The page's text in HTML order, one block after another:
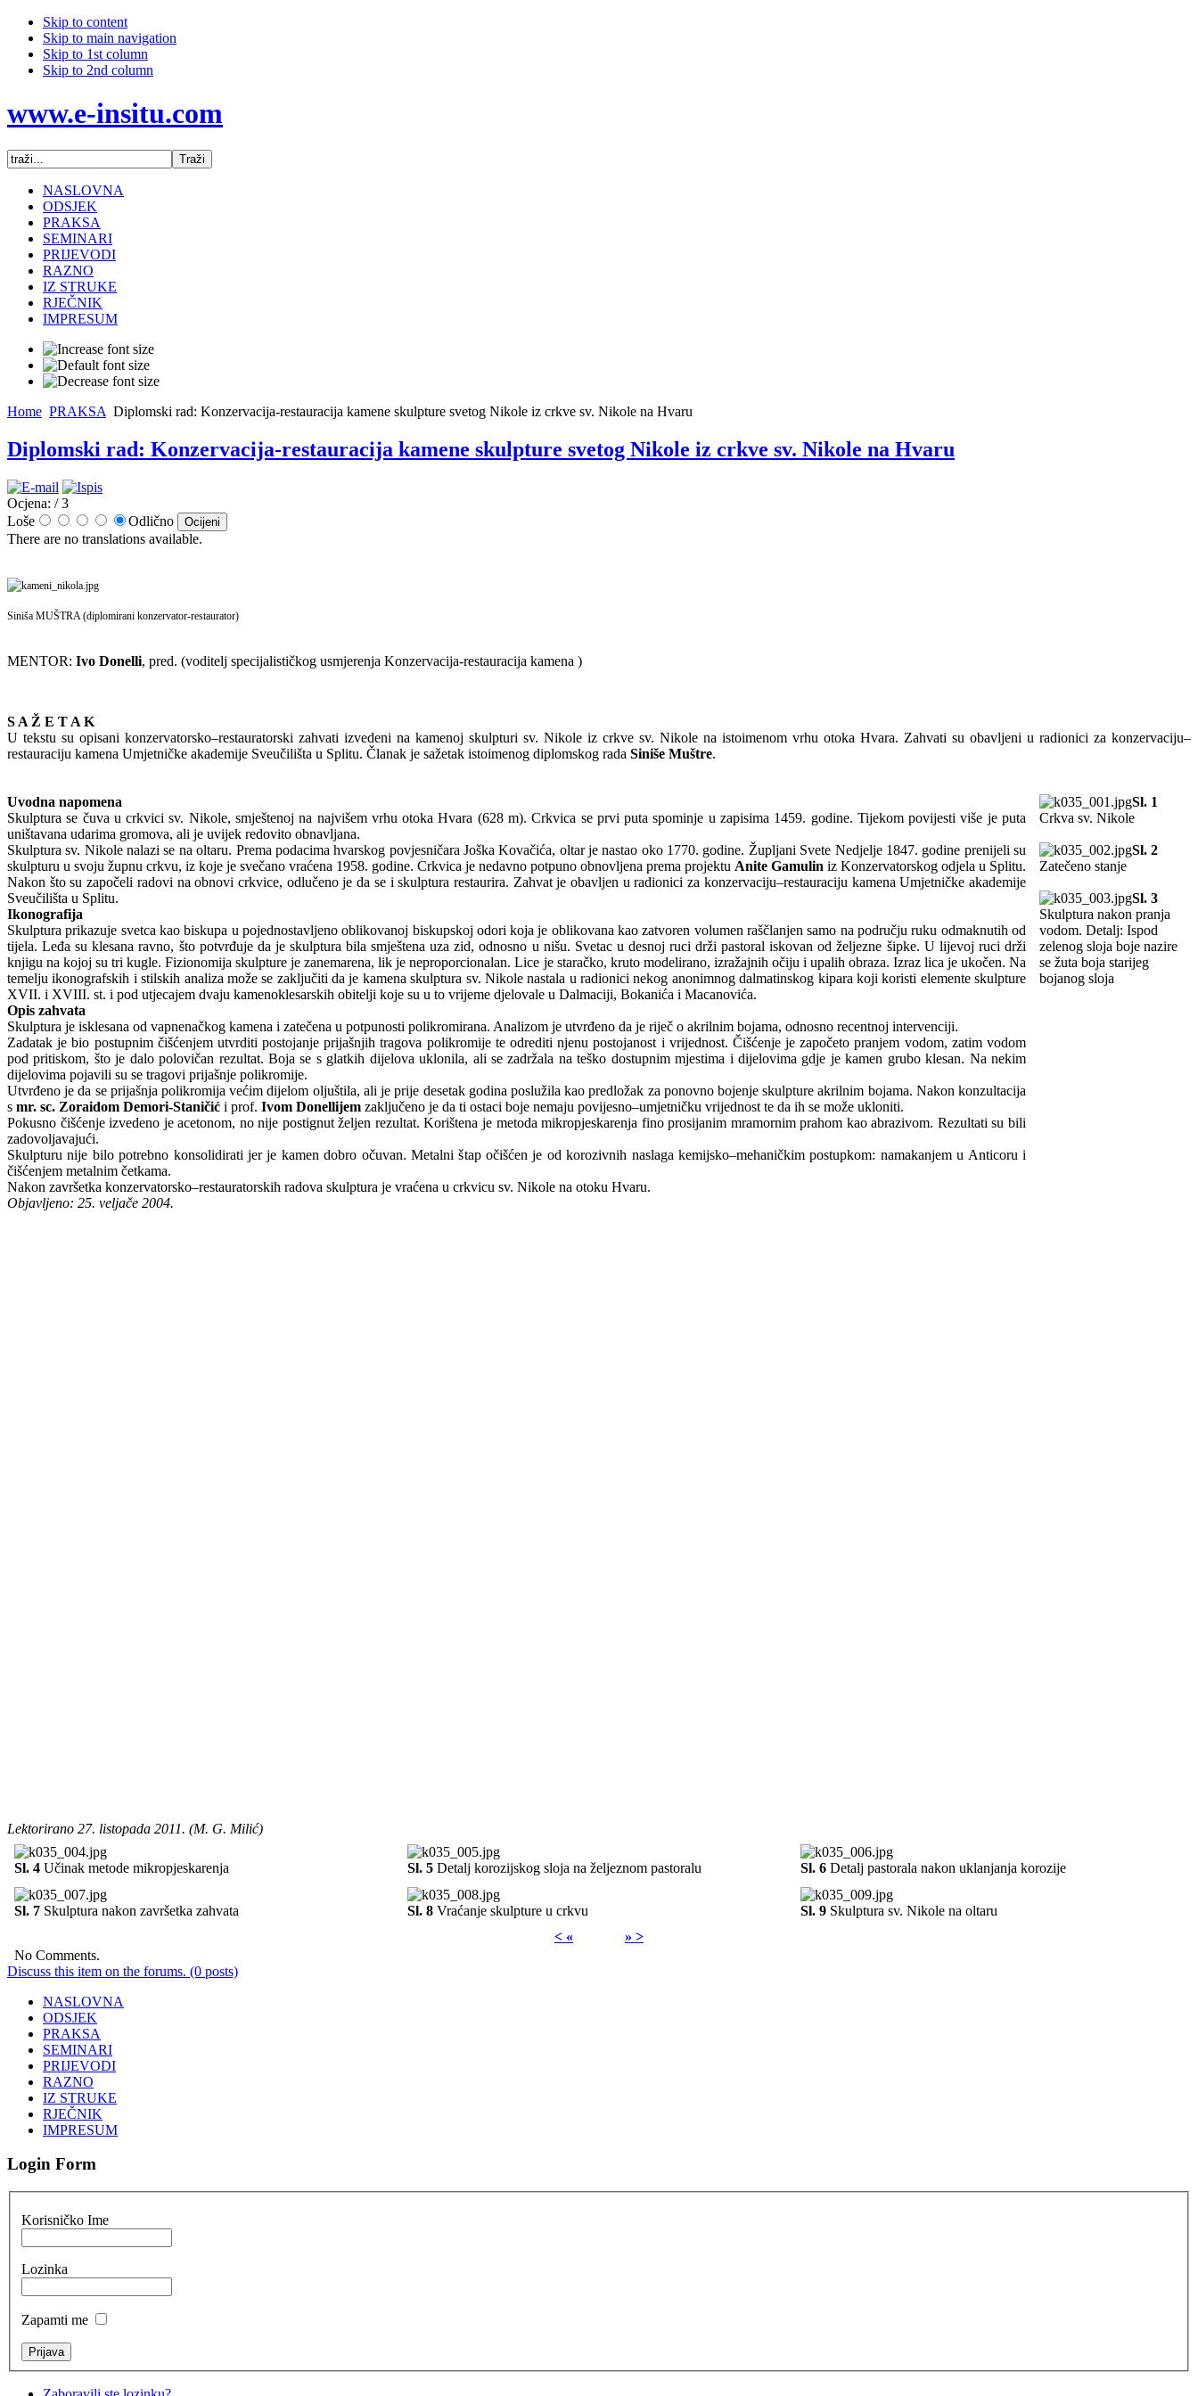
Skip to content
Skip to main navigation
Skip to 1st column
Skip to 2nd column
www.e-insitu.com
NASLOVNA
ODSJEK
PRAKSA
SEMINARI
PRIJEVODI
RAZNO
IZ STRUKE
RJEČNIK
IMPRESUM
Home PRAKSA Diplomski rad: Konzervacija-restauracija kamene skulpture svetog Nikole iz crkve sv. Nikole na Hvaru
Diplomski rad: Konzervacija-restauracija kamene skulpture svetog Nikole iz crkve sv. Nikole na Hvaru
Ocjena: / 3
Loše
Odlično
There are no translations available.
Siniša MUŠTRA (diplomirani konzervator-restaurator)
MENTOR: Ivo Donelli, pred. (voditelj specijalističkog usmjerenja Konzervacija-restauracija kamena )
S A Ž E T A K
U tekstu su opisani konzervatorsko–restauratorski zahvati izvedeni na kamenoj skulpturi sv. Nikole iz crkve sv. Nikole na istoimenom vrhu otoka Hvara. Zahvati su obavljeni u radionici za konzervaciju–
restauraciju kamena Umjetničke akademije Sveučilišta u Splitu. Članak je sažetak istoimenog diplomskog rada Siniše Muštre.
Uvodna napomena
Skulptura se čuva u crkvici sv. Nikole, smještenoj na najvišem vrhu otoka Hvara (628 m). Crkvica se prvi puta spominje u zapisima 1459. godine. Tijekom povijesti više je puta
uništavana udarima gromova, ali je uvijek redovito obnavljana.
Skulptura sv. Nikole nalazi se na oltaru. Prema podacima hvarskog povjesničara Joška Kovačića, oltar je nastao oko 1770. godine. Župljani Svete Nedjelje 1847. godine prenijeli su
skulpturu u svoju župnu crkvu, iz koje je svečano vraćena 1958. godine. Crkvica je nedavno potpuno obnovljena prema projektu Anite Gamulin iz Konzervatorskog odjela u Splitu.
Nakon što su započeli radovi na obnovi crkvice, odlučeno je da se i skulptura restaurira. Zahvat je obavljen u radionici za konzervaciju–restauraciju kamena Umjetničke akademije
Sveučilišta u Splitu.
Ikonografija
Skulptura prikazuje svetca kao biskupa u pojednostavljeno oblikovanoj biskupskoj odori koja je oblikovana kao zatvoren volumen raščlanjen samo na području ruku odmaknutih od
tijela. Leđa su klesana ravno, što potvrđuje da je skulptura bila smještena uza zid, odnosno u nišu. Svetac u desnoj ruci drži pastoral iskovan od željezne šipke. U lijevoj ruci drži
knjigu na kojoj su tri kugle. Fizionomija skulpture je zanemarena, lik je neproporcionalan. Lice je staračko, kruto modelirano, izražajnih očiju i upalih obraza. Izraz lica je ukočen. Na
temelju ikonografskih i stilskih analiza može se zaključiti da je kamena skulptura sv. Nikole nastala u radionici nekog anonimnog dalmatinskog kipara koji koristi elemente skulpture
XVII. i XVIII. st. i pod utjecajem dvaju kamenoklesarskih obitelji koje su u to vrijeme djelovale u Dalmaciji, Bokanića i Macanovića.
Opis zahvata
Skulptura je isklesana od vapnenačkog kamena i zatečena u potpunosti polikromirana. Analizom je utvrđeno da je riječ o akrilnim bojama, odnosno recentnoj intervenciji.
Zadatak je bio postupnim čišćenjem utvrditi postojanje prijašnjih tragova polikromije te odrediti njenu postojanost i vrijednost. Čišćenje je započeto pranjem vodom, zatim vodom
pod pritiskom, što je dalo polovičan rezultat. Boja se s glatkih dijelova uklonila, ali se zadržala na teško dostupnim mjestima i dijelovima gdje je kamen grubo klesan. Na nekim
dijelovima pojavili su se tragovi prijašnje polikromije.
Utvrđeno je da se prijašnja polikromija većim dijelom oljuštila, ali je prije desetak godina poslužila kao predložak za ponovno bojenje skulpture akrilnim bojama. Nakon konzultacija
s mr. sc. Zoraidom Demori-Staničić i prof. Ivom Donellijem zaključeno je da ti ostaci boje nemaju povijesno–umjetničku vrijednost te da ih se može ukloniti.
Pokusno čišćenje izvedeno je acetonom, no nije postignut željen rezultat. Korištena je metoda mikropjeskarenja fino prosijanim mramornim prahom kao abrazivom. Rezultati su bili
zadovoljavajući.
Skulpturu nije bilo potrebno konsolidirati jer je kamen dobro očuvan. Metalni štap očišćen je od korozivnih naslaga kemijsko–mehaničkim postupkom: namakanjem u Anticoru i
čišćenjem metalnim četkama.
Nakon završetka konzervatorsko–restauratorskih radova skulptura je vraćena u crkvicu sv. Nikole na otoku Hvaru.
Objavljeno: 25. veljače 2004.
Lektorirano 27. listopada 2011. (M. G. Milić)
Sl. 1
Crkva sv. Nikole
Sl. 2
Zatečeno stanje
Sl. 3
Skulptura nakon pranja
vodom. Detalj: Ispod
zelenog sloja boje nazire
se žuta boja starijeg
bojanog sloja
Sl. 4 Učinak metode mikropjeskarenja Sl. 5 Detalj korozijskog sloja na željeznom pastoralu Sl. 6 Detalj pastorala nakon uklanjanja korozije
Sl. 7 Skulptura nakon završetka zahvata Sl. 8 Vraćanje skulpture u crkvu Sl. 9 Skulptura sv. Nikole na oltaru
< «
» >
No Comments.
Discuss this item on the forums. (0 posts)
NASLOVNA
ODSJEK
PRAKSA
SEMINARI
PRIJEVODI
RAZNO
IZ STRUKE
RJEČNIK
IMPRESUM
Login Form
Korisničko Ime
Lozinka
Zapamti me